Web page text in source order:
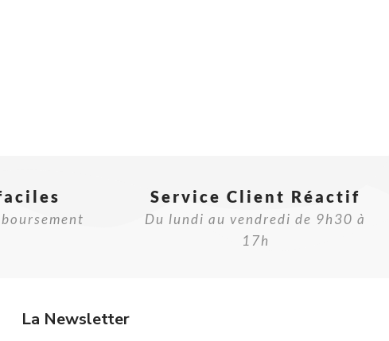
Service Client Réactif​
Du lundi au vendredi de 9h30 à
17h
La Newsletter